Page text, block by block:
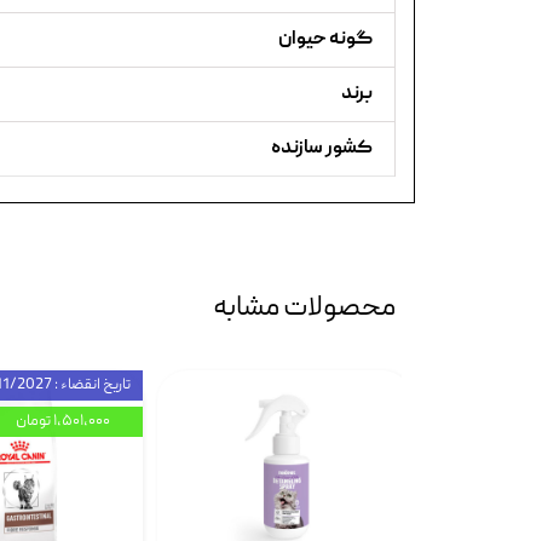
گونه حیوان
برند
کشور سازنده
محصولات مشابه
تاریخ انقضاء : 11/2027
۱,۵۰۱,۰۰۰ تومان